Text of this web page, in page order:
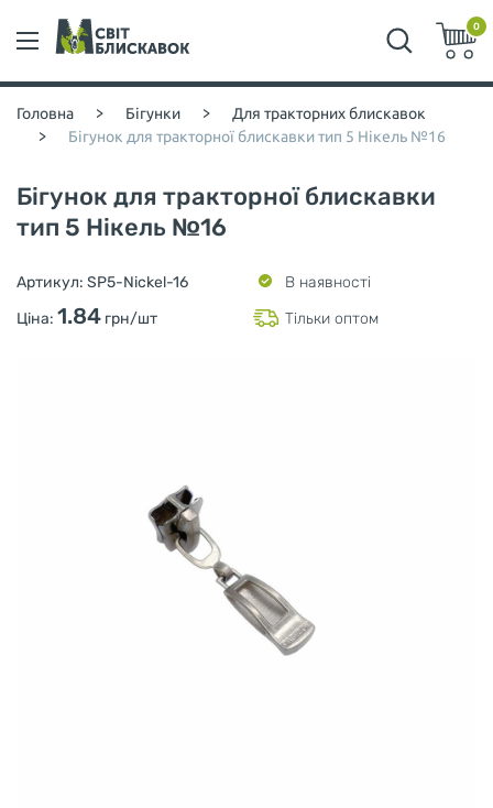
0
Головна > Бігунки > Для тракторних блискавок
> Бігунок для тракторної блискавки тип 5 Нікель №16
Бігунок для тракторної блискавки
тип 5 Нікель №16
Артикул: SP5-Nickel-16
В наявності
Ціна: 1.84 грн/шт Тільки оптом